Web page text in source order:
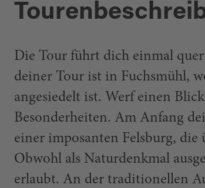
Die Tour führt dich einmal
deiner Tour ist in Fuchsmühl,
angesiedelt ist. Werf einen
Besonderheiten. Am Anfang
einer imposanten Felsburg, die
Obwohl als Naturdenkmal
erlaubt. An der traditionellen